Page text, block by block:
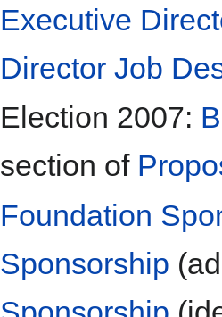
Executive
Director Job
Election 2007:
section of
Foundation
Sponsorship